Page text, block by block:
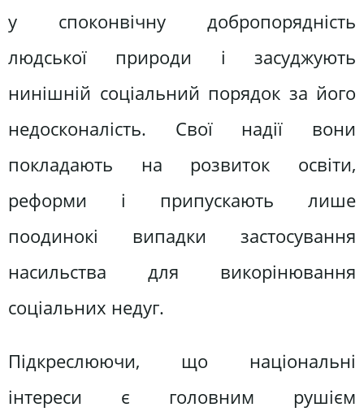
у споконвічну добропорядність
людської природи і засуджують
нинішній соціальний порядок за його
недосконалість. Свої надії вони
покладають на розвиток освіти,
реформи і припускають лише
поодинокі випадки застосування
насильства для викорінювання
соціальних недуг.
Підкреслюючи, що національні
інтереси є головним рушієм